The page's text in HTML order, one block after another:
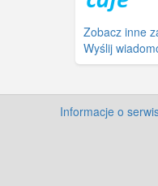
Zobacz inne
Wyślij
Informacje o